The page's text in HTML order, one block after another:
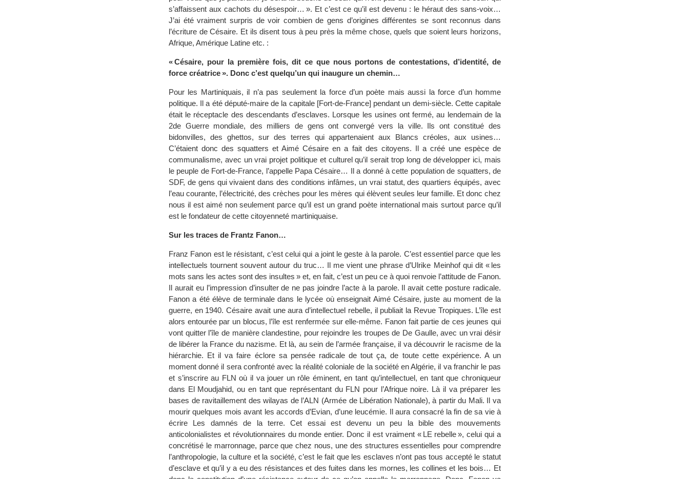
s’affaissent aux cachots du désespoir… ». Et c’est ce qu’il est devenu : le héraut des sans-voix…
J’ai été vraiment surpris de voir combien de gens d’origines différentes se sont reconnus dans
l’écriture de Césaire. Et ils disent tous à peu près la même chose, quels que soient leurs horizons,
Afrique, Amérique Latine etc. :
« Césaire, pour la première fois, dit ce que nous portons de contestations, d’identité, de
force créatrice ». Donc c’est quelqu’un qui inaugure un chemin…
Pour les Martiniquais, il n’a pas seulement la force d’un poète mais aussi la force d’un homme
politique. Il a été député-maire de la capitale [Fort-de-France] pendant un demi-siècle. Cette capitale
était le réceptacle des descendants d’esclaves. Lorsque les usines ont fermé, au lendemain de la
2de Guerre mondiale, des milliers de gens ont convergé vers la ville. Ils ont constitué des
bidonvilles, des ghettos, sur des terres qui appartenaient aux Blancs créoles, aux usines…
C’étaient donc des squatters et Aimé Césaire en a fait des citoyens. Il a créé une espèce de
communalisme, avec un vrai projet politique et culturel qu’il serait trop long de développer ici, mais
le peuple de Fort-de-France, l’appelle Papa Césaire… Il a donné à cette population de squatters, de
SDF, de gens qui vivaient dans des conditions infâmes, un vrai statut, des quartiers équipés, avec
l’eau courante, l’électricité, des crèches pour les mères qui élèvent seules leur famille. Et donc chez
nous il est aimé non seulement parce qu’il est un grand poète international mais surtout parce qu’il
est le fondateur de cette citoyenneté martiniquaise.
Sur les traces de Frantz Fanon…
Franz Fanon est le résistant, c’est celui qui a joint le geste à la parole. C’est essentiel parce que les
intellectuels tournent souvent autour du truc… Il me vient une phrase d’Ulrike Meinhof qui dit « les
mots sans les actes sont des insultes » et, en fait, c’est un peu ce à quoi renvoie l’attitude de Fanon.
Il aurait eu l’impression d’insulter de ne pas joindre l’acte à la parole. Il avait cette posture radicale.
Fanon a été élève de terminale dans le lycée où enseignait Aimé Césaire, juste au moment de la
guerre, en 1940. Césaire avait une aura d’intellectuel rebelle, il publiait la Revue Tropiques. L’île est
alors entourée par un blocus, l’île est renfermée sur elle-même. Fanon fait partie de ces jeunes qui
vont quitter l’île de manière clandestine, pour rejoindre les troupes de De Gaulle, avec un vrai désir
de libérer la France du nazisme. Et là, au sein de l’armée française, il va découvrir le racisme de la
hiérarchie. Et il va faire éclore sa pensée radicale de tout ça, de toute cette expérience. A un
moment donné il sera confronté avec la réalité coloniale de la société en Algérie, il va franchir le pas
et s’inscrire au FLN où il va jouer un rôle éminent, en tant qu’intellectuel, en tant que chroniqueur
dans El Moudjahid, ou en tant que représentant du FLN pour l’Afrique noire. Là il va préparer les
bases de ravitaillement des wilayas de l’ALN (Armée de Libération Nationale), à partir du Mali. Il va
mourir quelques mois avant les accords d’Evian, d’une leucémie. Il aura consacré la fin de sa vie à
écrire Les damnés de la terre. Cet essai est devenu un peu la bible des mouvements
anticolonialistes et révolutionnaires du monde entier. Donc il est vraiment « LE rebelle », celui qui a
concrétisé le marronnage, parce que chez nous, une des structures essentielles pour comprendre
l’anthropologie, la culture et la société, c’est le fait que les esclaves n’ont pas tous accepté le statut
d’esclave et qu’il y a eu des résistances et des fuites dans les mornes, les collines et les bois… Et